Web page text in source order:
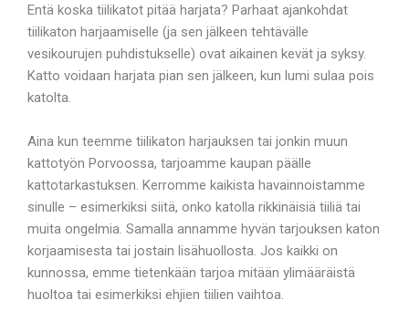
Entä koska tiilikatot pitää harjata? Parhaat ajankohdat
tiilikaton harjaamiselle (ja sen jälkeen tehtävälle
vesikourujen puhdistukselle) ovat aikainen kevät ja syksy.
Katto voidaan harjata pian sen jälkeen, kun lumi sulaa pois
katolta.
Aina kun teemme tiilikaton harjauksen tai jonkin muun
kattotyön Porvoossa, tarjoamme kaupan päälle
kattotarkastuksen. Kerromme kaikista havainnoistamme
sinulle – esimerkiksi siitä, onko katolla rikkinäisiä tiiliä tai
muita ongelmia. Samalla annamme hyvän tarjouksen katon
korjaamisesta tai jostain lisähuollosta. Jos kaikki on
kunnossa, emme tietenkään tarjoa mitään ylimääräistä
huoltoa tai esimerkiksi ehjien tiilien vaihtoa.